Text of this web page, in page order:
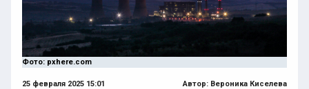
Фото: pxhere.com
25 февраля 2025 15:01 Автор: Вероника Киселева